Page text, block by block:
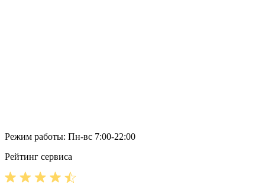
Режим работы: Пн-вс 7:00-22:00
Рейтинг сервиса